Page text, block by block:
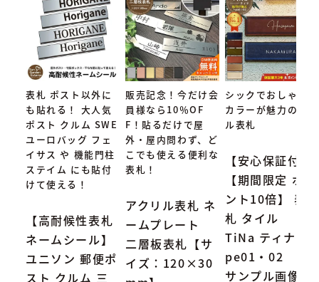
表札 ポスト以外に
も貼れる！ 大人気
ポスト クルム SWE
ユーロバッグ フェ
イサス や 機能門柱
ステイム にも貼付
けて使える！
【高耐候性表札
ネームシール】
ユニソン 郵便ポ
スト クルム 三
販売記念！今だけ会
員様なら10％OF
F！貼るだけで屋
外・屋内問わず、ど
こでも使える便利な
表札！
アクリル表札 ネ
ームプレート
二層板表札【サ
イズ：120×30
シックでおしゃれな
カラーが魅力のタイ
ル表札
【安心保証付】
【期間限定 ポイ
ント10倍】 表
札 タイル
TiNa ティナ Ty
pe01・02
サンプル画像：